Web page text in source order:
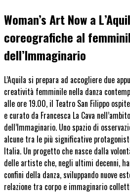
Woman’s Art Now a
coreografiche al
dell’Immaginario
L’Aquila si prepara ad accogliere due
creatività femminile nella danza
alle ore 19.00, il Teatro San Filippo
e curato da Francesca La Cava
dell’Immaginario. Uno spazio di
alcune tra le più significative
Italia. Un progetto che nasce dalla
delle artiste che, negli ultimi decenni,
confini della danza, sviluppando nuove
relazione tra corpo e immaginario